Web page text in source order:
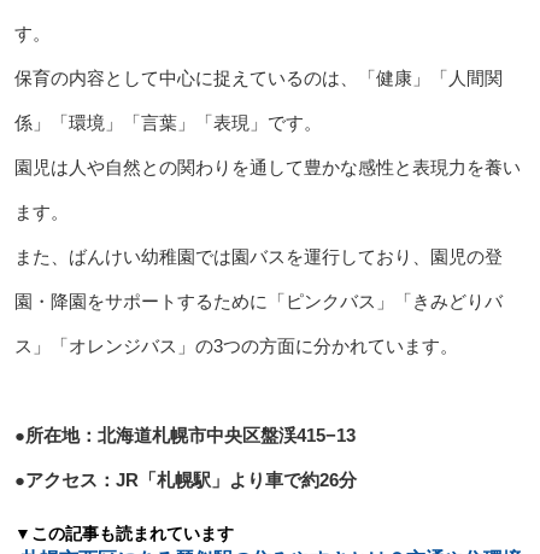
す。
保育の内容として中心に捉えているのは、「健康」「人間関
係」「環境」「言葉」「表現」です。
園児は人や自然との関わりを通して豊かな感性と表現力を養い
ます。
また、ばんけい幼稚園では園バスを運行しており、園児の登
園・降園をサポートするために「ピンクバス」「きみどりバ
ス」「オレンジバス」の3つの方面に分かれています。
●所在地：北海道札幌市中央区盤渓415−13
●アクセス：JR「札幌駅」より車で約26分
▼この記事も読まれています